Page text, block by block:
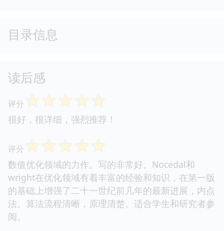
目录信息
读后感
评分 ☆☆☆☆☆
很好，很详细，强烈推荐！
评分 ☆☆☆☆☆
数值优化领域的力作。写的非常好。Nocedal和
wright在优化领域有着丰富的经验和知识，在第一版
的基础上增强了二十一世纪前几年的最新进展，内点
法。算法流程清晰，原理清楚。适合学生和研究者参
阅。